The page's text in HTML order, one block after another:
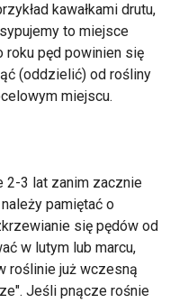
kawałkami drutu,
to miejsce
roku pęd powinien się
(oddzielić) od rośliny
miejscu.
2-3 lat zanim zacznie
pamiętać o
się pędów od
w lutym lub marcu,
roślinie już wczesną
Jeśli pnącze rośnie